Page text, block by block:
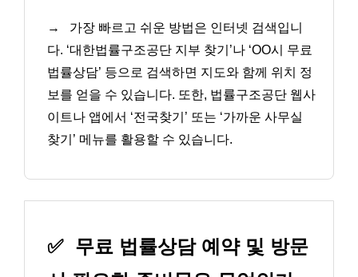
→
가장 빠르고 쉬운 방법은 인터넷 검색입니
다. ‘대한법률구조공단 지부 찾기’나 ‘OO시 무료
법률상담’ 등으로 검색하면 지도와 함께 위치 정
보를 얻을 수 있습니다. 또한, 법률구조공단 웹사
이트나 앱에서 ‘전국찾기’ 또는 ‘가까운 사무실
찾기’ 메뉴를 활용할 수 있습니다.
✅ 무료 법률상담 예약 및 방문